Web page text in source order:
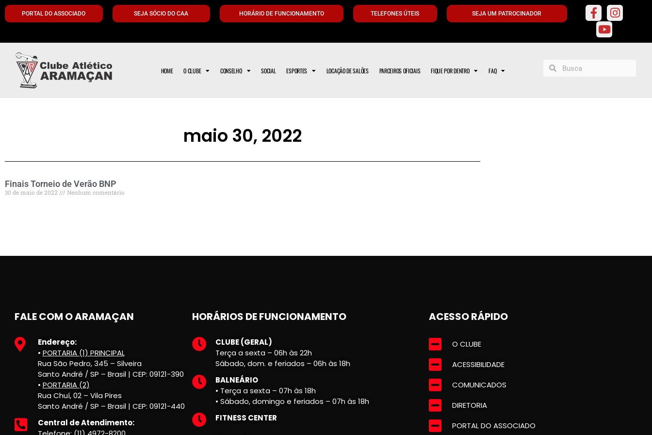
PORTAL DO ASSOCIADO SEJA SÓCIO DO CAA HORÁRIO DE FUNCIONAMENTO TELEFONES ÚTEIS SEJA UM PATROCINADOR
HOME O CLUBE CONSELHO SOCIAL ESPORTES LOCAÇÃO DE SALÕES PARCEIROS OFICIAIS FIQUE POR DENTRO FAQ
maio 30, 2022
Finais Torneio de Verão BNP
30 de maio de 2022 Nenhum comentário
FALE COM O ARAMAÇAN
Endereço:
• PORTARIA (1) PRINCIPAL
Rua São Pedro, 345 – Silveira
Santo André / SP – Brasil | CEP: 09121-390
• PORTARIA (2)
Rua Chuí, 02 – Vila Pires
Santo André / SP – Brasil | CEP: 09121-440
Central de Atendimento:
HORÁRIOS DE FUNCIONAMENTO
CLUBE (GERAL)
Terça a sexta – 06h às 22h
Sábado, dom. e feriados – 06h às 18h
BALNEÁRIO
• Terça a sexta – 07h às 18h
• Sábado, domingo e feriados – 07h às 18h
FITNESS CENTER
ACESSO RÁPIDO
O CLUBE
ACESSIBILIDADE
COMUNICADOS
DIRETORIA
PORTAL DO ASSOCIADO